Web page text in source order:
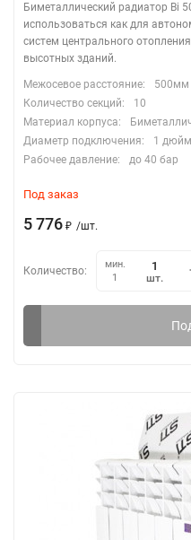
Биметаллический радиатор Bi
использоваться как для
систем центрального
высотных зданий.
Межосевое расстояние:
500мм
Количество секций:
10
Материал корпуса:
Диаметр подключения:
1 дюйм
Рабочее давление:
до 40 бар
Под заказ
5 776 ₽ /шт.
Количество:
мин.
1
шт.